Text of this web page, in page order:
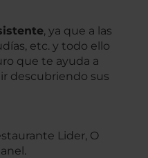
, ya que a las
etc. y todo ello
que te ayuda a
descubriendo sus
Lider, O